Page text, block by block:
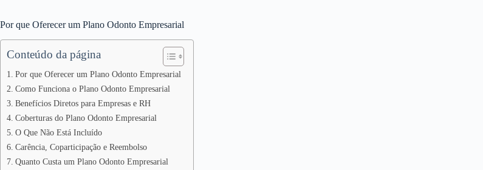
Por que Oferecer um Plano Odonto Empresarial
Conteúdo da página
Por que Oferecer um Plano Odonto Empresarial
Como Funciona o Plano Odonto Empresarial
Benefícios Diretos para Empresas e RH
Coberturas do Plano Odonto Empresarial
O Que Não Está Incluído
Carência, Coparticipação e Reembolso
Quanto Custa um Plano Odonto Empresarial